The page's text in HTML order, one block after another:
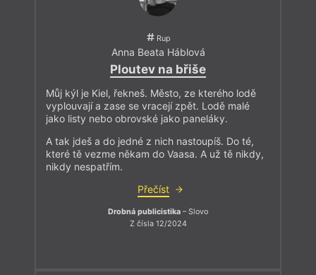
Rup
Anna Beata Háblová
Ploutev na břiše
Můj kýl je Kiel, řekneš. Město, ze kterého lodě
vyplouvají a zase se vracejí zpět. Lodě malé
jako listy nebo obrovské jako paneláky.
A tak jdeš a do jedné z nich nastoupíš. Do té,
které tě vezme někam do Vaasa. A už tě nikdy,
nikdy nespatřím.
Přečíst
Drobná publicistika – Slovo
Z čísla 12/2024